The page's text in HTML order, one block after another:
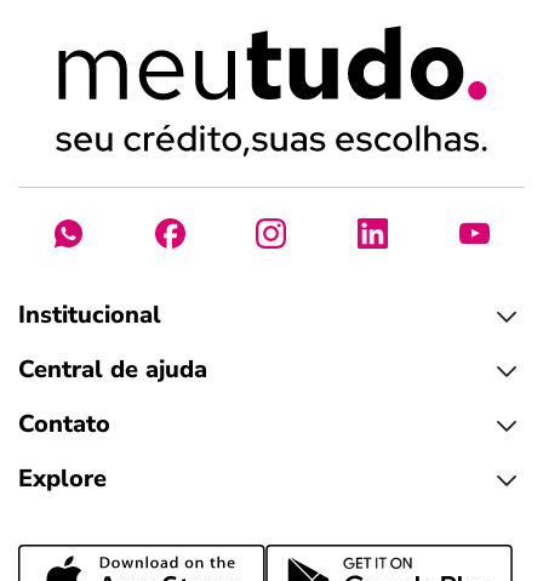
Institucional
Central de ajuda
Contato
Explore